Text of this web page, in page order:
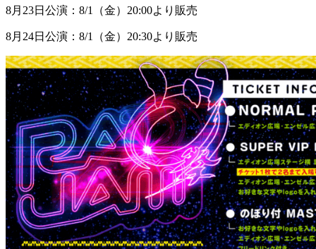
8月 23日公演： 8/1 （金） 20:00より販売
8月 24日公演： 8/1 （金） 20:30より販売